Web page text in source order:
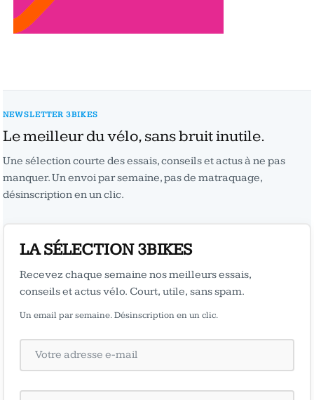
NEWSLETTER 3BIKES
Le meilleur du vélo, sans bruit inutile.
Une sélection courte des essais, conseils et actus à ne pas
manquer. Un envoi par semaine, pas de matraquage,
désinscription en un clic.
LA SÉLECTION 3BIKES
Recevez chaque semaine nos meilleurs essais,
conseils et actus vélo. Court, utile, sans spam.
Un email par semaine. Désinscription en un clic.